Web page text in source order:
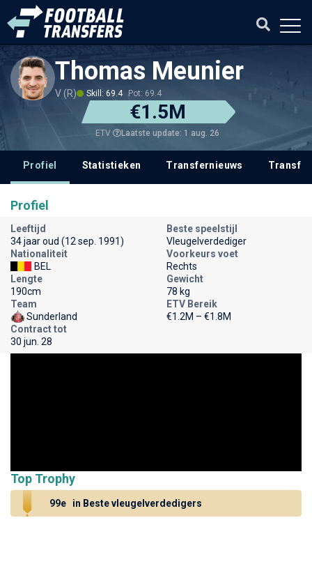
Thomas Meunier
V (R) Skill: 69.4 Pot: 69.4
€1.5M
ETV Laatste update: 1 aug. 26
Profiel Statistieken Transfernieuws
Profiel
Leeftijd
34 jaar oud (12 sep. 1991)
Beste speelstijl
Vleugelverdediger
Nationaliteit
BEL
Voorkeurs voet
Rechts
Lengte
190cm
Gewicht
78 kg
Team
Sunderland
ETV Bereik
€1.2M – €1.8M
Contract tot
30 jun. 28
Top Trophy
99e in Beste vleugelverdedigers